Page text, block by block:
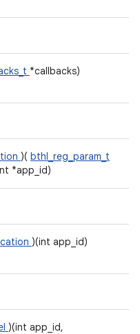
*callbacks)
)( bthl_reg_param_t
*app_id)
)(int app_id)
)(int app_id,